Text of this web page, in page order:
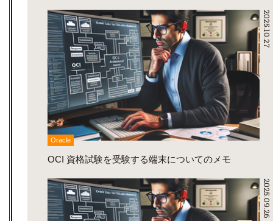
2025.10.27
Oracle
OCI 資格試験を受験する端末についてのメモ
2025.09.26